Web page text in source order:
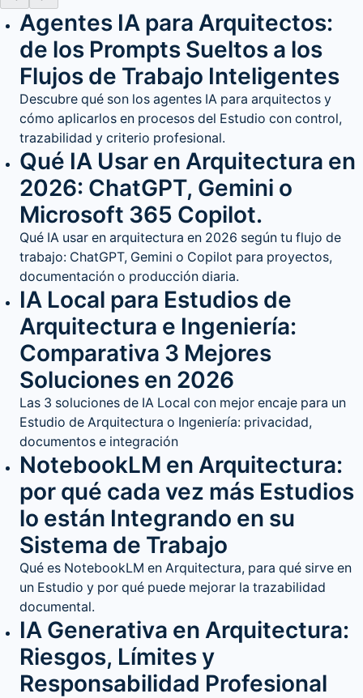
Agentes IA para Arquitectos:
de los Prompts Sueltos a los
Flujos de Trabajo Inteligentes
Descubre qué son los agentes IA para arquitectos y
cómo aplicarlos en procesos del Estudio con control,
trazabilidad y criterio profesional.
Qué IA Usar en Arquitectura en
2026: ChatGPT, Gemini o
Microsoft 365 Copilot.
Qué IA usar en arquitectura en 2026 según tu flujo de
trabajo: ChatGPT, Gemini o Copilot para proyectos,
documentación o producción diaria.
IA Local para Estudios de
Arquitectura e Ingeniería:
Comparativa 3 Mejores
Soluciones en 2026
Las 3 soluciones de IA Local con mejor encaje para un
Estudio de Arquitectura o Ingeniería: privacidad,
documentos e integración
NotebookLM en Arquitectura:
por qué cada vez más Estudios
lo están Integrando en su
Sistema de Trabajo
Qué es NotebookLM en Arquitectura, para qué sirve en
un Estudio y por qué puede mejorar la trazabilidad
documental.
IA Generativa en Arquitectura:
Riesgos, Límites y
Responsabilidad Profesional